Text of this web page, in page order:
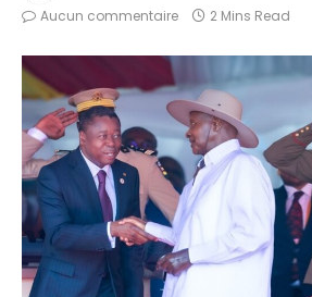
Aucun commentaire
2 Mins Read